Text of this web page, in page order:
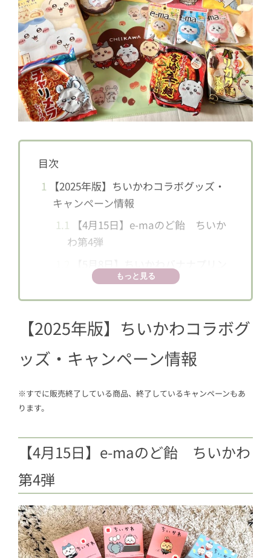
目次
1
【2025年版】ちいかわコラボグッズ・
キャンペーン情報
1.1 【4月15日】e-maのど飴 ちいか
わ第4弾
ケーキ
1.3【4月15日】e-maのど飴 ちいか
わ第4弾
【4月7日】ちいかわ焼き 横浜ワー
ルドポーターズ店 オープン
第②類医薬品
こ缶
1.7【2月20日】セブン限定ちいかわア
1.8【2月20日】100均新作雑貨
1.9【1月21日】ファミマ限定「ちいか
わ わっふれーむ」
もっと見る
【2025年版】ちいかわコラボグ
ッズ・キャンペーン情報
※すでに販売終了している商品、終了しているキャンペーンもあ
ります。
【4月15日】e-maのど飴 ちいかわ
第4弾